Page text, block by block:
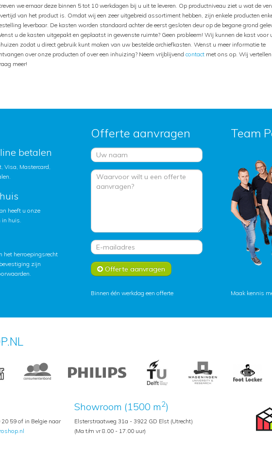
we ernaar deze binnen 5 tot 10 werkdagen bij u uit te leveren. Op productniveau ziet u wat de
van het product is. Omdat wij een zeer uitgebreid assortiment hebben, zijn enkele producten
leverbaar. De kasten worden standaard achter de eerst gesloten deur op de begane grond
u de kasten uitgepakt en geplaatst in gewenste ruimte? Geen probleem! Wij kunnen de kast voor
zodat u direct gebruik kunt maken van uw bestelde archiefkasten. Wenst u meer informatie te
over onze producten of over een inhuizing? Neem vrijblijvend contact met ons op. Wij
meer!
betalen
Visa, Mastercard,
heeft u onze
in huis.
het herroepingsrecht
zijn
.
Offerte aanvragen
Offerte aanvragen
Team
Binnen één werkdag een offerte Maak kennis
59 of in Belgie naar
Showroom (1500 m2)
Elsterstraatweg 31a - 3922 GD Elst (Utrecht)
(Ma t/m vr 8.00 - 17.00 uur)